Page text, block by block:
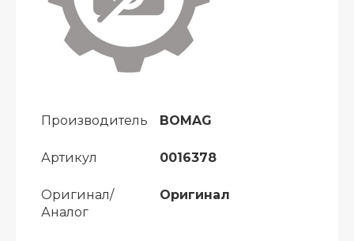
Производитель BOMAG
Артикул 0016378
Оригинал/
Аналог
Оригинал